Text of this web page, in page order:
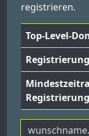
registrieren.
Top-Level-